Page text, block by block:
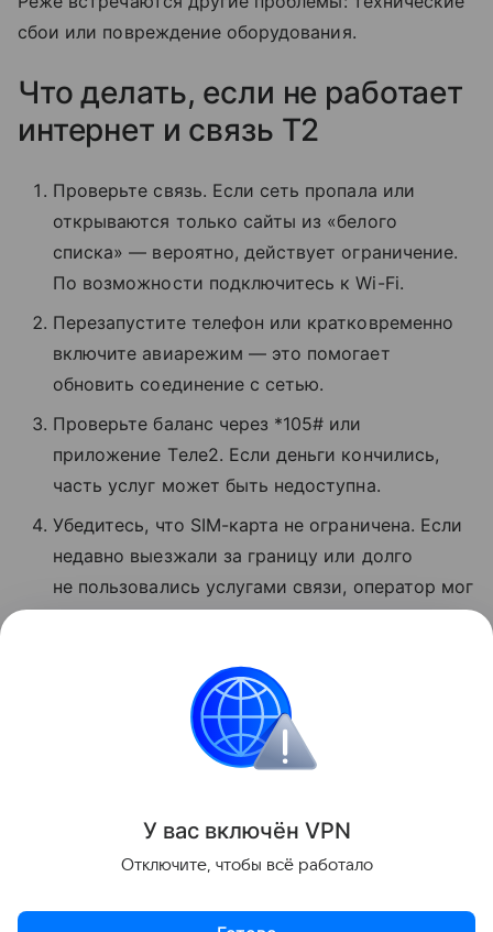
сбои или повреждение оборудования.
Что делать, если не работает
интернет и связь T2
Проверьте связь. Если сеть пропала или
открываются только сайты из «белого
списка» — вероятно, действует ограничение.
По возможности подключитесь к Wi-Fi.
Перезапустите телефон или кратковременно
включите авиарежим — это помогает
обновить соединение с сетью.
Проверьте баланс через *105# или
приложение Tеле2. Если деньги кончились,
часть услуг может быть недоступна.
Убедитесь, что SIM-карта не ограничена. Если
недавно выезжали за границу или долго
не пользовались услугами связи, оператор мог
временно заблокировать звонки и интернет.
в поддержку по номеру 611 с мобильного T2.
Поделиться
У вас включён VPN
Отключите, чтобы всё работало